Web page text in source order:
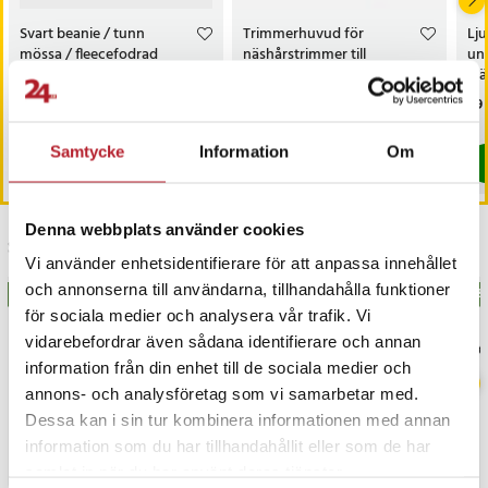
Samtycke Information Om
Denna webbplats använder cookies
Vi använder enhetsidentifierare för att anpassa innehållet
och annonserna till användarna, tillhandahålla funktioner
för sociala medier och analysera vår trafik. Vi
vidarebefordrar även sådana identifierare och annan
information från din enhet till de sociala medier och
annons- och analysföretag som vi samarbetar med.
Dessa kan i sin tur kombinera informationen med annan
information som du har tillhandahållit eller som de har
Svart beanie / tunn
mössa / fleecefodrad
unisex-mössa / hjälmmössa
Pris:119 kr
119 kr
Köp
Trimmerhuvud för
näshårstrimmer till
Philips OneBlade QP2520 /
Senast besökta
BÄSTSÄLJARE